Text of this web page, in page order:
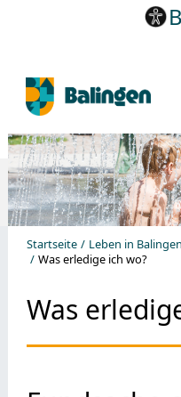
Startseite Leben in Balingen
Was erledige ich wo?
Was